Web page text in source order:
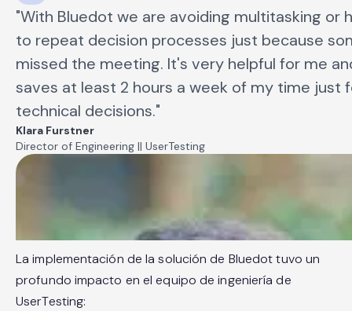
La implementación de la solución de Bluedot tuvo un
profundo impacto en el equipo de ingeniería de
UserTesting: